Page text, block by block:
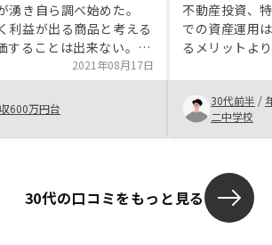
湧き自ら調べ始めた。
利益が出る商品と考える
することは出来ない。
が、営業担当者様を信じ
産の商品化。 サービス
の分他社と比べて不動産
ように思う事がある。手
、不動産価格が安くなっ
2021年08月17日
600万円台
不動産投資、
での資産運用
るメリットよ
し、担当の方
な今後の運用
うという覚悟
にあたっては
く、一般的に
かに解消して
するかの説明
30代前半 /
二中学校
30代の口コミをもっと見る